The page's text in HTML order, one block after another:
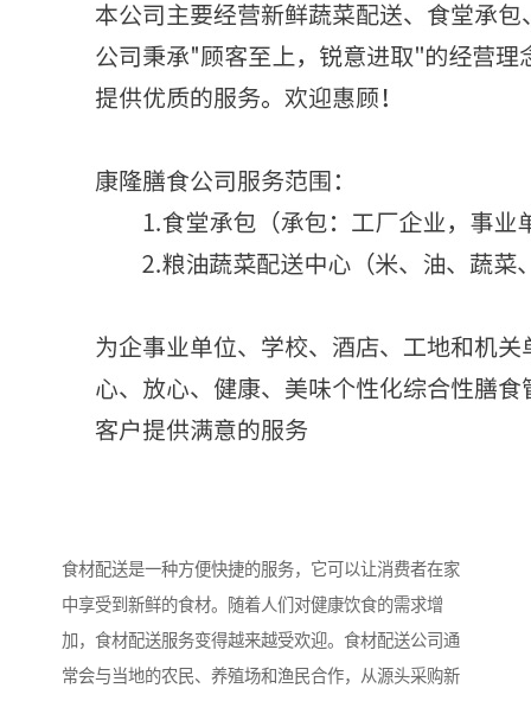
食材配送是一种方便快捷的服务，它可以让消费者在家
中享受到新鲜的食材。随着人们对健康饮食的需求增
加，食材配送服务变得越来越受欢迎。食材配送公司通
常会与当地的农民、养殖场和渔民合作，从源头采购新